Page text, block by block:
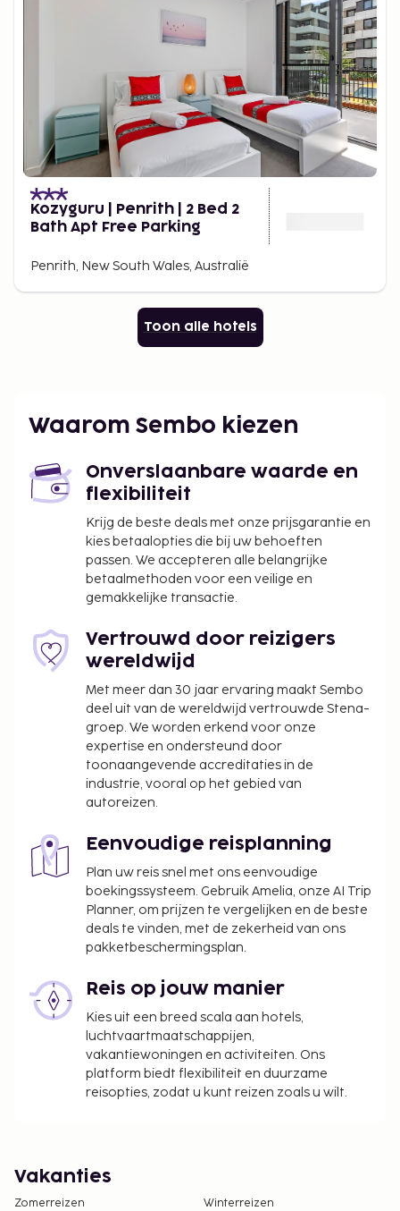
Kozyguru | Penrith | 2 Bed 2
Bath Apt Free Parking
Penrith, New South Wales, Australië
Toon alle hotels
Waarom Sembo kiezen
Onverslaanbare waarde en
flexibiliteit
Krijg de beste deals met onze prijsgarantie en
kies betaalopties die bij uw behoeften
passen. We accepteren alle belangrijke
betaalmethoden voor een veilige en
gemakkelijke transactie.
Vertrouwd door reizigers
wereldwijd
Met meer dan 30 jaar ervaring maakt Sembo
deel uit van de wereldwijd vertrouwde Stena-
groep. We worden erkend voor onze
expertise en ondersteund door
toonaangevende accreditaties in de
industrie, vooral op het gebied van
autoreizen.
Eenvoudige reisplanning
Plan uw reis snel met ons eenvoudige
boekingssysteem. Gebruik Amelia, onze AI Trip
Planner, om prijzen te vergelijken en de beste
deals te vinden, met de zekerheid van ons
pakketbeschermingsplan.
Reis op jouw manier
Kies uit een breed scala aan hotels,
luchtvaartmaatschappijen,
vakantiewoningen en activiteiten. Ons
platform biedt flexibiliteit en duurzame
reisopties, zodat u kunt reizen zoals u wilt.
Vakanties
Zomerreizen
Winterreizen